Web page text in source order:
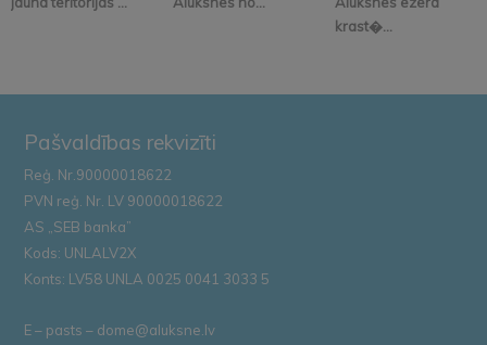
krast�...
Pašvaldības rekvizīti
Reģ. Nr.90000018622
PVN reģ. Nr. LV 90000018622
AS „SEB banka”
Kods: UNLALV2X
Konts: LV58 UNLA 0025 0041 3033 5
E – pasts – dome@aluksne.lv